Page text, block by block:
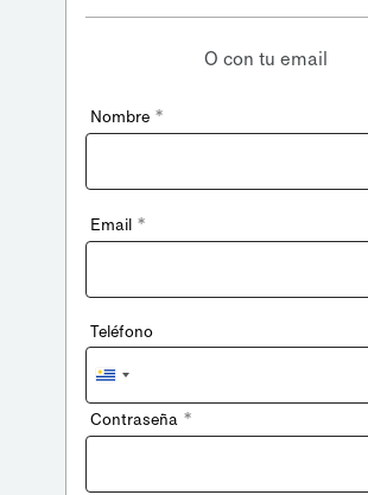
O con tu email
Nombre *
Email *
Teléfono
Uruguay
+598
Contraseña *